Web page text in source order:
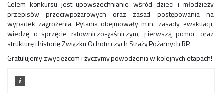
Celem konkursu jest upowszechnianie wśród dzieci i młodzieży
przepisów przeciwpożarowych oraz zasad postępowania na
wypadek zagrożenia. Pytania obejmowały m.in. zasady ewakuacji,
wiedzę o sprzęcie ratowniczo-gaśniczym, pierwszą pomoc oraz
strukturę i historię Związku Ochotniczych Straży Pożarnych RP.
Gratulujemy zwycięzcom i życzymy powodzenia w kolejnych etapach!